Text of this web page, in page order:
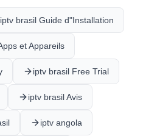
iptv brasil Guide d"Installation
et Appareils
iptv brasil Free Trial
iptv brasil Avis
iptv angola